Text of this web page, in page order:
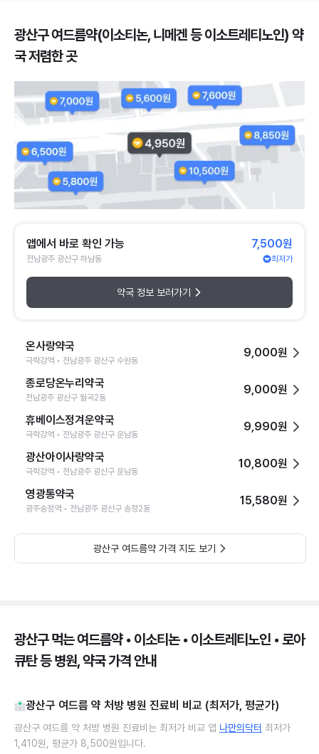
광산구 여드름약(이소티논, 니메겐 등 이소트레티노인) 약
국 저렴한 곳
앱에서 바로 확인 가능
전남광주 광산구 하남동
7,500원
최저가
약국 정보 보러가기
온사랑약국
극락강역 • 전남광주 광산구 수완동
9,000원
종로당온누리약국
전남광주 광산구 월곡2동
9,000원
휴베이스정겨운약국
극락강역 • 전남광주 광산구 운남동
9,990원
광산아이사랑약국
극락강역 • 전남광주 광산구 운남동
10,800원
영광통약국
광주송정역 • 전남광주 광산구 송정2동
15,580원
광산구 여드름약 가격 지도 보기
광산구 먹는 여드름약 • 이소티논 • 이소트레티노인 • 로아
큐탄 등 병원, 약국 가격 안내
광산구 여드름 약 처방 병원 진료비 비교 (최저가, 평균가)
광산구 여드름 약 처방 병원 진료비는 최저가 비교 앱 나만의닥터 최저가
1,410원, 평균가 8,500원입니다.